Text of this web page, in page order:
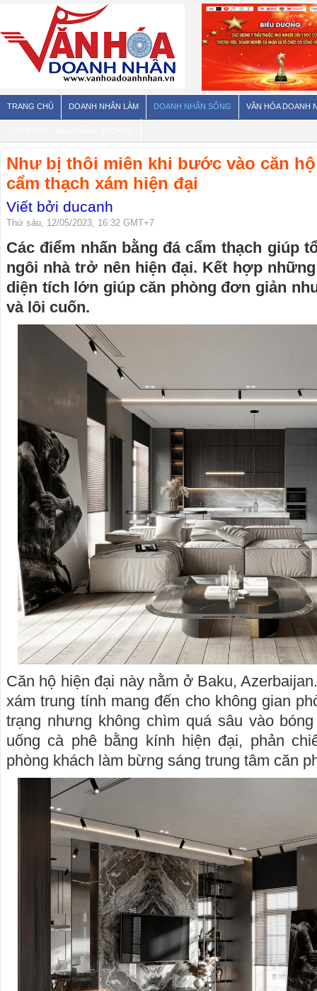
TRANG CHỦ DOANH NHÂN LÀM DOANH NHÂN SỐNG VĂN HÓA DOANH
Như bị thôi miên khi bước vào căn
cẩm thạch xám hiện đại
Viết bởi ducanh
Thứ sáu, 12/05/2023, 16:32 GMT+7
Các điểm nhấn bằng đá cẩm thạch giúp
ngôi nhà trở nên hiện đại. Kết hợp
diện tích lớn giúp căn phòng đơn giản
và lôi cuốn.
Căn hộ hiện đại này nằm ở Baku,
xám trung tính mang đến cho không gian
trạng nhưng không chìm quá sâu vào
uống cà phê bằng kính hiện đại, phản
phòng khách làm bừng sáng trung tâm căn